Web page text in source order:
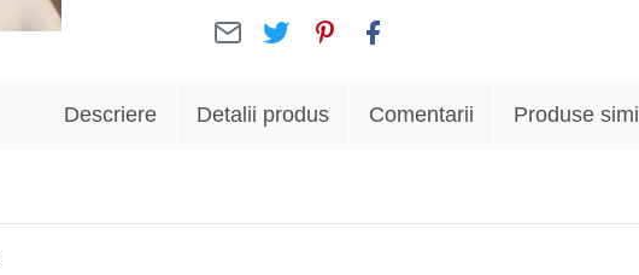
Descriere Detalii produs Comentarii Produse